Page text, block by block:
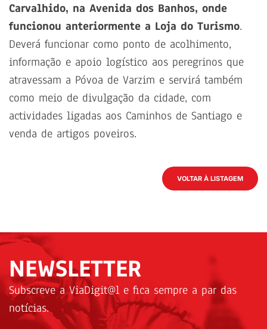
Carvalhido, na Avenida dos Banhos, onde
funcionou anteriormente a Loja do Turismo.
Deverá funcionar como ponto de acolhimento,
informação e apoio logístico aos peregrinos que
atravessam a Póvoa de Varzim e servirá também
como meio de divulgação da cidade, com
actividades ligadas aos Caminhos de Santiago e
venda de artigos poveiros.
VOLTAR À LISTAGEM
NEWSLETTER
Subscreve a ViaDigit@l e fica sempre a par das
notícias.